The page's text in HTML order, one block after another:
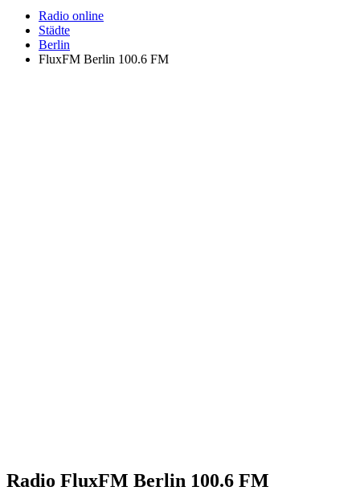
Radio online
Städte
Berlin
FluxFM Berlin 100.6 FM
Radio FluxFM Berlin 100.6 FM